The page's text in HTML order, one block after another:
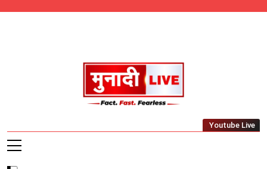
Munadi Live – Jharkhand's Leading Local
Youtube Live